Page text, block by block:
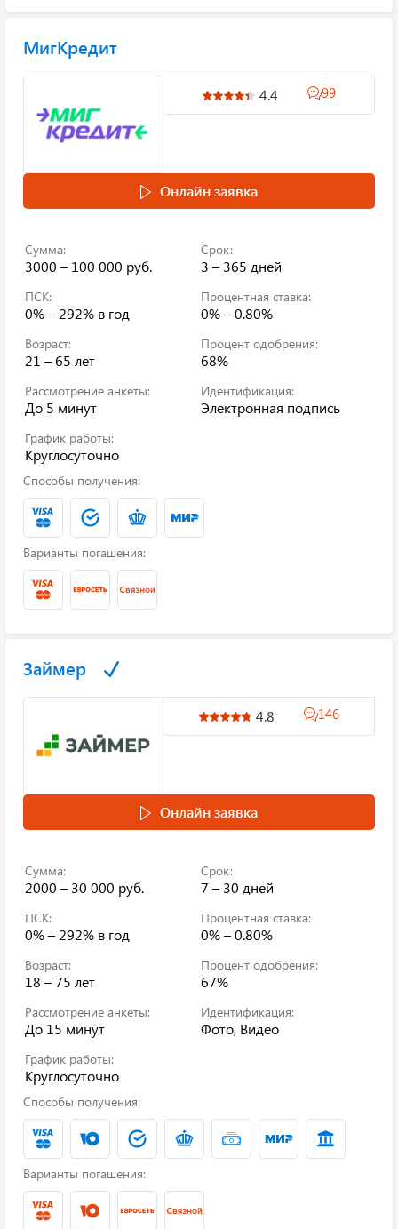
МигКредит
4.4 99
Онлайн заявка
Сумма:
3000 – 100 000 руб.
Срок:
3 – 365 дней
ПСК:
0% – 292% в год
Процентная ставка:
0% – 0.80%
Возраст:
21 – 65 лет
Процент одобрения:
68%
Рассмотрение анкеты:
До 5 минут
Идентификация:
Электронная подпись
График работы:
Круглосуточно
Способы получения:
Варианты погашения:
Займер
4.8 146
Онлайн заявка
Сумма:
2000 – 30 000 руб.
Срок:
7 – 30 дней
ПСК:
0% – 292% в год
Процентная ставка:
0% – 0.80%
Возраст:
18 – 75 лет
Процент одобрения:
67%
Рассмотрение анкеты:
До 15 минут
Идентификация:
Фото, Видео
График работы:
Круглосуточно
Способы получения:
Варианты погашения: